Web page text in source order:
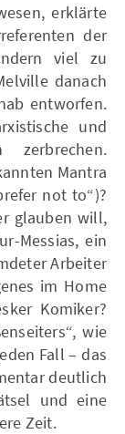
erklärte
der
viel zu
danach
entworfen.
und
zerbrechen.
Mantra
not to“)?
glauben will,
Messias, ein
Arbeiter
im Home
Komiker?
wie
Fall – das
deutlich
und eine
Zeit.